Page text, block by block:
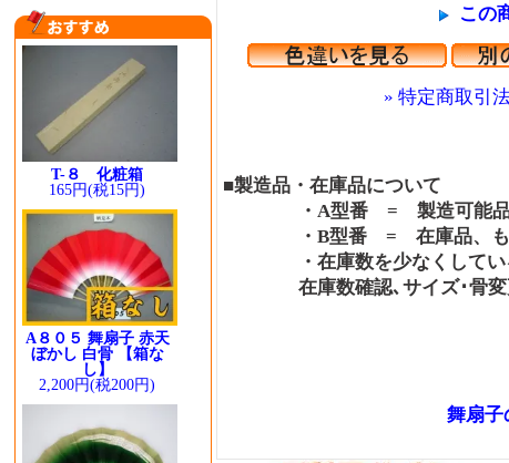
T-８ 化粧箱
165円(税15円)
A８０５ 舞扇子 赤天
ぼかし 白骨 【箱な
し】
2,200円(税200円)
この
» 特定商取引
■製造品・在庫品について
・A型番 = 製造可能品、
・B型番 = 在庫品、もの
・在庫数を少なくしている
在庫数確認､サイズ･骨変更
舞扇子